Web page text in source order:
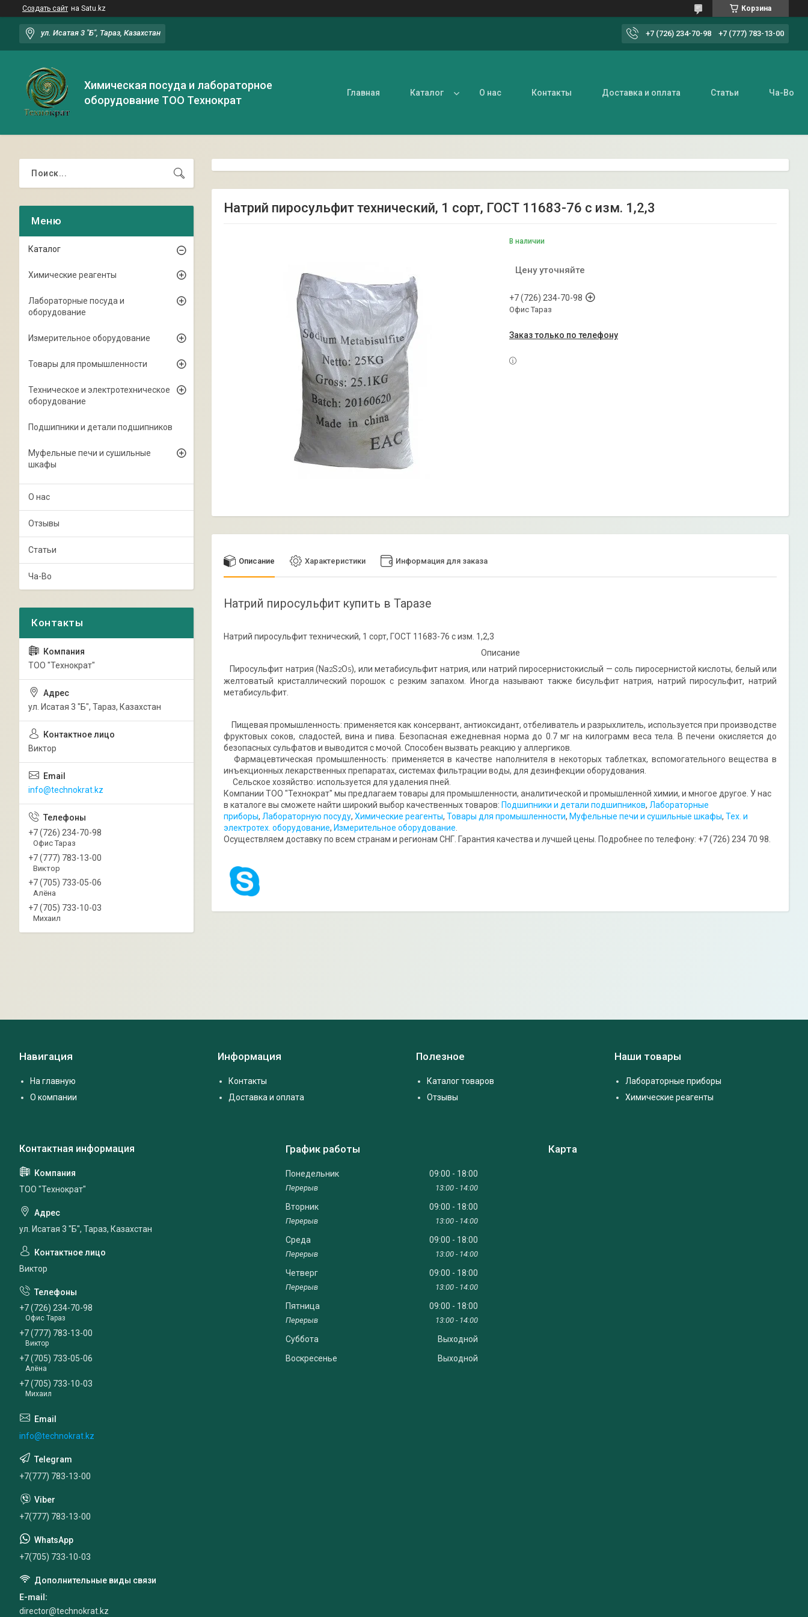
Создать сайт на Satu.kz Корзина
ул. Исатая 3 "Б", Тараз, Казахстан +7 (726) 234-70-98 +7 (777) 783-13-00
Химическая посуда и лабораторное
оборудование ТОО Технократ
Главная Каталог О нас Контакты Доставка и оплата Статьи Ча-Во
Натрий пиросульфит технический, 1 сорт, ГОСТ 11683-76 с изм. 1,2,3
В наличии
Цену уточняйте
+7 (726) 234-70-98
Офис Тараз
Заказ только по телефону
Описание Характеристики Информация для заказа
Натрий пиросульфит купить в Таразе
Натрий пиросульфит технический, 1 сорт, ГОСТ 11683-76 с изм. 1,2,3
Описание
Пиросульфит натрия (Na2S2O5), или метабисульфит натрия, или натрий пиросернистокислый — соль пиросернистой кислоты, белый или
желтоватый кристаллический порошок с резким запахом. Иногда называют также бисульфит натрия, натрий пиросульфит, натрий
метабисульфит.
Пищевая промышленность: применяется как консервант, антиоксидант, отбеливатель и разрыхлитель, используется при производстве
фруктовых соков, сладостей, вина и пива. Безопасная ежедневная норма до 0.7 мг на килограмм веса тела. В печени окисляется до
безопасных сульфатов и выводится с мочой. Способен вызвать реакцию у аллергиков.
Фармацевтическая промышленность: применяется в качестве наполнителя в некоторых таблетках, вспомогательного вещества в
инъекционных лекарственных препаратах, системах фильтрации воды, для дезинфекции оборудования.
Сельское хозяйство: используется для удаления пней.
Компании ТОО "Технократ" мы предлагаем товары для промышленности, аналитической и промышленной химии, и многое другое. У нас
в каталоге вы сможете найти широкий выбор качественных товаров: Подшипники и детали подшипников, Лабораторные
приборы, Лабораторную посуду, Химические реагенты, Товары для промышленности, Муфельные печи и сушильные шкафы, Тех. и
электротех. оборудование, Измерительное оборудование
Осуществляем доставку по всем странам и регионам СНГ. Гарантия качества и лучшей цены. Подробнее по телефону: +7 (726) 234 70 98.
Каталог
Химические реагенты
Лабораторные посуда и
оборудование
Измерительное оборудование
Товары для промышленности
Техническое и электротехническое
оборудование
Подшипники и детали подшипников
Муфельные печи и сушильные
шкафы
О нас
Отзывы
Статьи
Ча-Во
ТОО "Технократ"
ул. Исатая 3 "Б", Тараз, Казахстан
Виктор
info@technokrat.kz
+7 (726) 234-70-98
Офис Тараз
+7 (777) 783-13-00
Виктор
+7 (705) 733-05-06
Алёна
+7 (705) 733-10-03
Михаил
Навигация
На главную
О компании
Информация
Контакты
Доставка и оплата
Полезное
Каталог товаров
Отзывы
Наши товары
Лабораторные приборы
Химические реагенты
ТОО "Технократ"
ул. Исатая 3 "Б", Тараз, Казахстан
Виктор
+7 (726) 234-70-98
Офис Тараз
+7 (777) 783-13-00
Виктор
+7 (705) 733-05-06
Алёна
+7 (705) 733-10-03
Михаил
info@technokrat.kz
+7(777) 783-13-00
+7(777) 783-13-00
+7(705) 733-10-03
E-mail
director@technokrat.kz
График работы
Понедельник 09:00 18:00
13:00 14:00
Вторник 09:00 18:00
13:00 14:00
Среда 09:00 18:00
13:00 14:00
Четверг 09:00 18:00
13:00 14:00
Пятница 09:00 18:00
13:00 14:00
Суббота
Выходной
Воскресенье
Выходной
Карта